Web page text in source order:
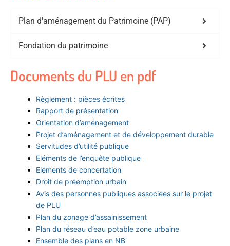
Plan d'aménagement du Patrimoine (PAP)
Fondation du patrimoine
Documents du PLU en pdf
Règlement : pièces écrites
Rapport de présentation
Orientation d’aménagement
Projet d’aménagement et de développement durable
Servitudes d’utilité publique
Eléments de l’enquête publique
Eléments de concertation
Droit de préemption urbain
Avis des personnes publiques associées sur le projet
de PLU
Plan du zonage d’assainissement
Plan du réseau d’eau potable zone urbaine
Ensemble des plans en NB